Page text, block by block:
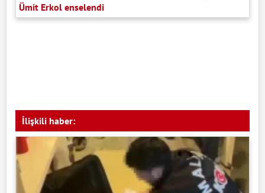
Ümit Erkol enselendi
İlişkili haber: